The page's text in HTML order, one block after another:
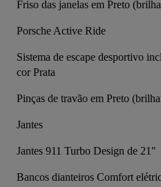
Friso das janelas em Preto
Porsche Active Ride
Sistema de escape desportivo
cor Prata
Pinças de travão em Preto
Jantes
Jantes 911 Turbo Design de 21"
Bancos dianteiros Comfort